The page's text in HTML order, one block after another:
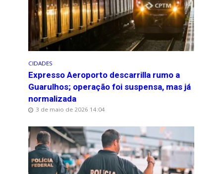
CIDADES
Expresso Aeroporto descarrilla rumo a
Guarulhos; operação foi suspensa, mas já
normalizada
3 de maio de 2026 14:04